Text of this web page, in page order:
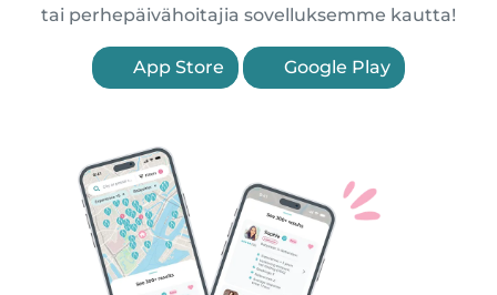
tai perhepäivähoitajia sovelluksemme kautta!
App Store Google Play